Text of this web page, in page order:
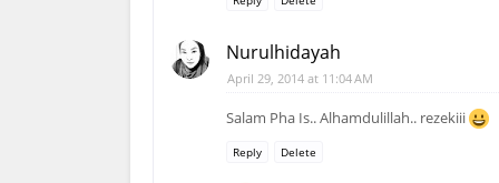
Nurulhidayah
April 29, 2014 at 11:04 AM
Salam Pha Is.. Alhamdulillah.. rezekiii
Reply Delete